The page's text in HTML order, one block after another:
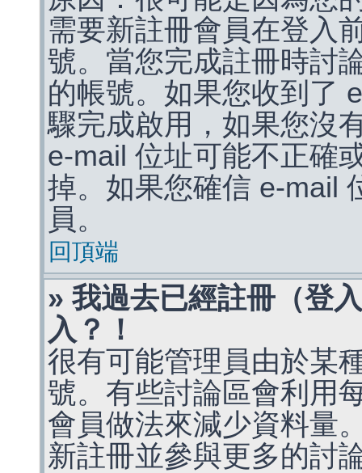
需要新註冊會員在登入
號。當您完成註冊時討
的帳號。如果您收到了
驟完成啟用，如果您沒
e-mail 位址可能不正確
掉。如果您確信 e-mail
員。
回頂端
» 我過去已經註冊（登
入？！
很有可能管理員由於某
號。有些討論區會利用
會員做法來減少資料量
新註冊並參與更多的討